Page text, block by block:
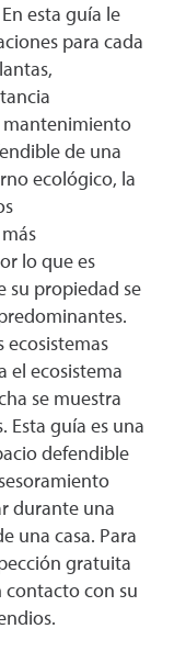
esta guía le
para cada
mantenimiento
de una
ecológico, la
lo que es
su propiedad se
ecosistemas
el ecosistema
se muestra
Esta guía es una
defendible
durante una
una casa. Para
gratuita
contacto con su